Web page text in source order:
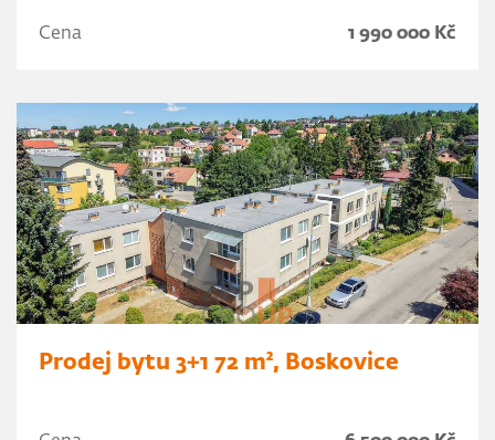
Cena 1 990 000 Kč
Prodej bytu 3+1 72 m², Boskovice